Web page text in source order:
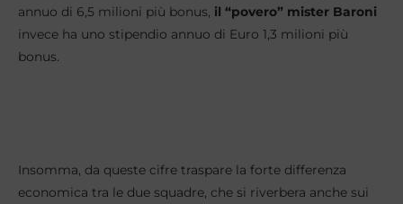
annuo di 6,5 milioni più bonus, il “povero” mister Baroni
invece ha uno stipendio annuo di Euro 1,3 milioni più
bonus.
Insomma, da queste cifre traspare la forte differenza
economica tra le due squadre, che si riverbera anche sui